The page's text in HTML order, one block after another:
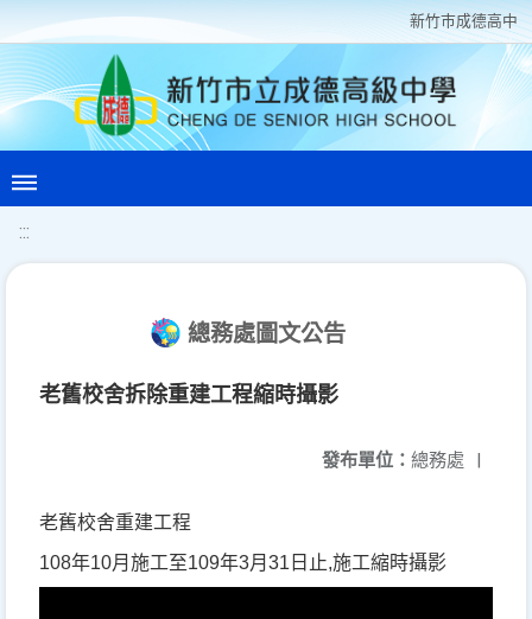
新竹巿成德高中
:::
總務處圖文公告
老舊校舍拆除重建工程縮時攝影
發布單位： 總務處 |
老舊校舍重建工程
108年10月施工至109年3月 31 日止,施工縮時攝影